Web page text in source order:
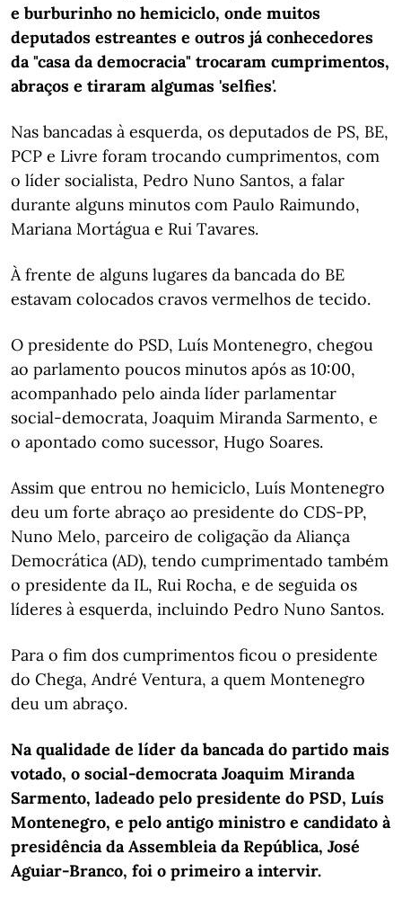
e burburinho no hemiciclo, onde muitos
deputados estreantes e outros já conhecedores
da "casa da democracia" trocaram cumprimentos,
abraços e tiraram algumas 'selfies'.
Nas bancadas à esquerda, os deputados de PS, BE,
PCP e Livre foram trocando cumprimentos, com
o líder socialista, Pedro Nuno Santos, a falar
durante alguns minutos com Paulo Raimundo,
Mariana Mortágua e Rui Tavares.
À frente de alguns lugares da bancada do BE
estavam colocados cravos vermelhos de tecido.
O presidente do PSD, Luís Montenegro, chegou
ao parlamento poucos minutos após as 10:00,
acompanhado pelo ainda líder parlamentar
social-democrata, Joaquim Miranda Sarmento, e
o apontado como sucessor, Hugo Soares.
Assim que entrou no hemiciclo, Luís Montenegro
deu um forte abraço ao presidente do CDS-PP,
Nuno Melo, parceiro de coligação da Aliança
Democrática (AD), tendo cumprimentado também
o presidente da IL, Rui Rocha, e de seguida os
líderes à esquerda, incluindo Pedro Nuno Santos.
Para o fim dos cumprimentos ficou o presidente
do Chega, André Ventura, a quem Montenegro
deu um abraço.
Na qualidade de líder da bancada do partido mais
votado, o social-democrata Joaquim Miranda
Sarmento, ladeado pelo presidente do PSD, Luís
Montenegro, e pelo antigo ministro e candidato à
presidência da Assembleia da República, José
Aguiar-Branco, foi o primeiro a intervir.